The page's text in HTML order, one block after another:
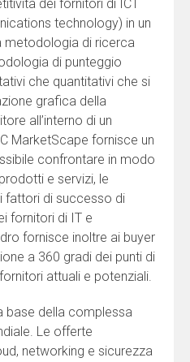
dei fornitori di ICT
technology) in un
metodologia di ricerca
di punteggio
che quantitativi che si
grafica della
all’interno di un
MarketScape fornisce un
confrontare in modo
e servizi, le
fattori di successo di
fornitori di IT e
fornisce inoltre ai buyer
a 360 gradi dei punti di
attuali e potenziali.
base della complessa
Le offerte
networking e sicurezza